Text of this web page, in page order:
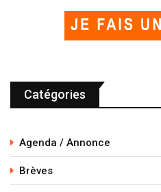
Catégories
Agenda / Annonce
Brèves